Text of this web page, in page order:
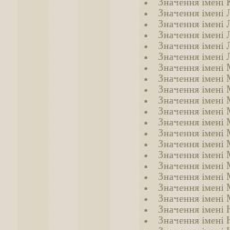
Значення імені
Значення імені
Значення імені
Значення імені
Значення імені
Значення імені
Значення імені
Значення імені
Значення імені
Значення імені
Значення імені
Значення імені
Значення імені
Значення
Значення
Значення імені
Значення імені
Значення імені
Значення імені
Значення імені
Значення імені